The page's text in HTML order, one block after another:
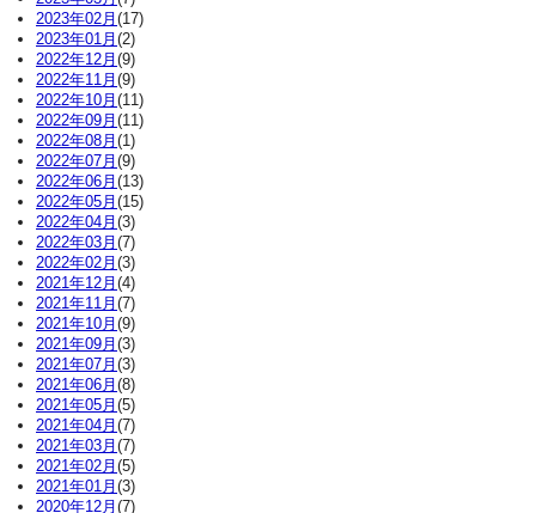
2023年02月 (17)
2023年01月 (2)
2022年12月 (9)
2022年11月 (9)
2022年10月 (11)
2022年09月 (11)
2022年08月 (1)
2022年07月 (9)
2022年06月 (13)
2022年05月 (15)
2022年04月 (3)
2022年03月 (7)
2022年02月 (3)
2021年12月 (4)
2021年11月 (7)
2021年10月 (9)
2021年09月 (3)
2021年07月 (3)
2021年06月 (8)
2021年05月 (5)
2021年04月 (7)
2021年03月 (7)
2021年02月 (5)
2021年01月 (3)
2020年12月 (7)